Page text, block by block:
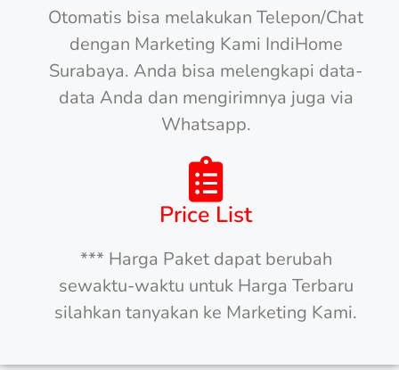
Otomatis bisa melakukan Telepon/Chat
dengan Marketing Kami IndiHome
Surabaya. Anda bisa melengkapi data-
data Anda dan mengirimnya juga via
Whatsapp.
Price List
*** Harga Paket dapat berubah
sewaktu-waktu untuk Harga Terbaru
silahkan tanyakan ke Marketing Kami.